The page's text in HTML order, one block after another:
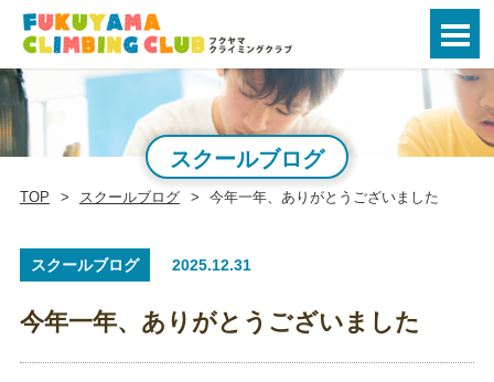
スクールブログ
TOP スクールブログ 今年一年、ありがとうございました
スクールブログ 2025.12.31
今年一年、ありがとうございました